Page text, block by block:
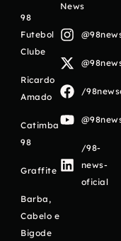
98
Futebol
Clube
Ricardo
Amado
Catimba
98
Graffite
Barba,
Cabelo e
Bigode
News
/
/98-
news-
oficial